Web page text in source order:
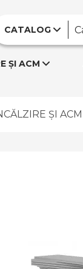
CATALOG
ȘI ACM
ȘI ACM